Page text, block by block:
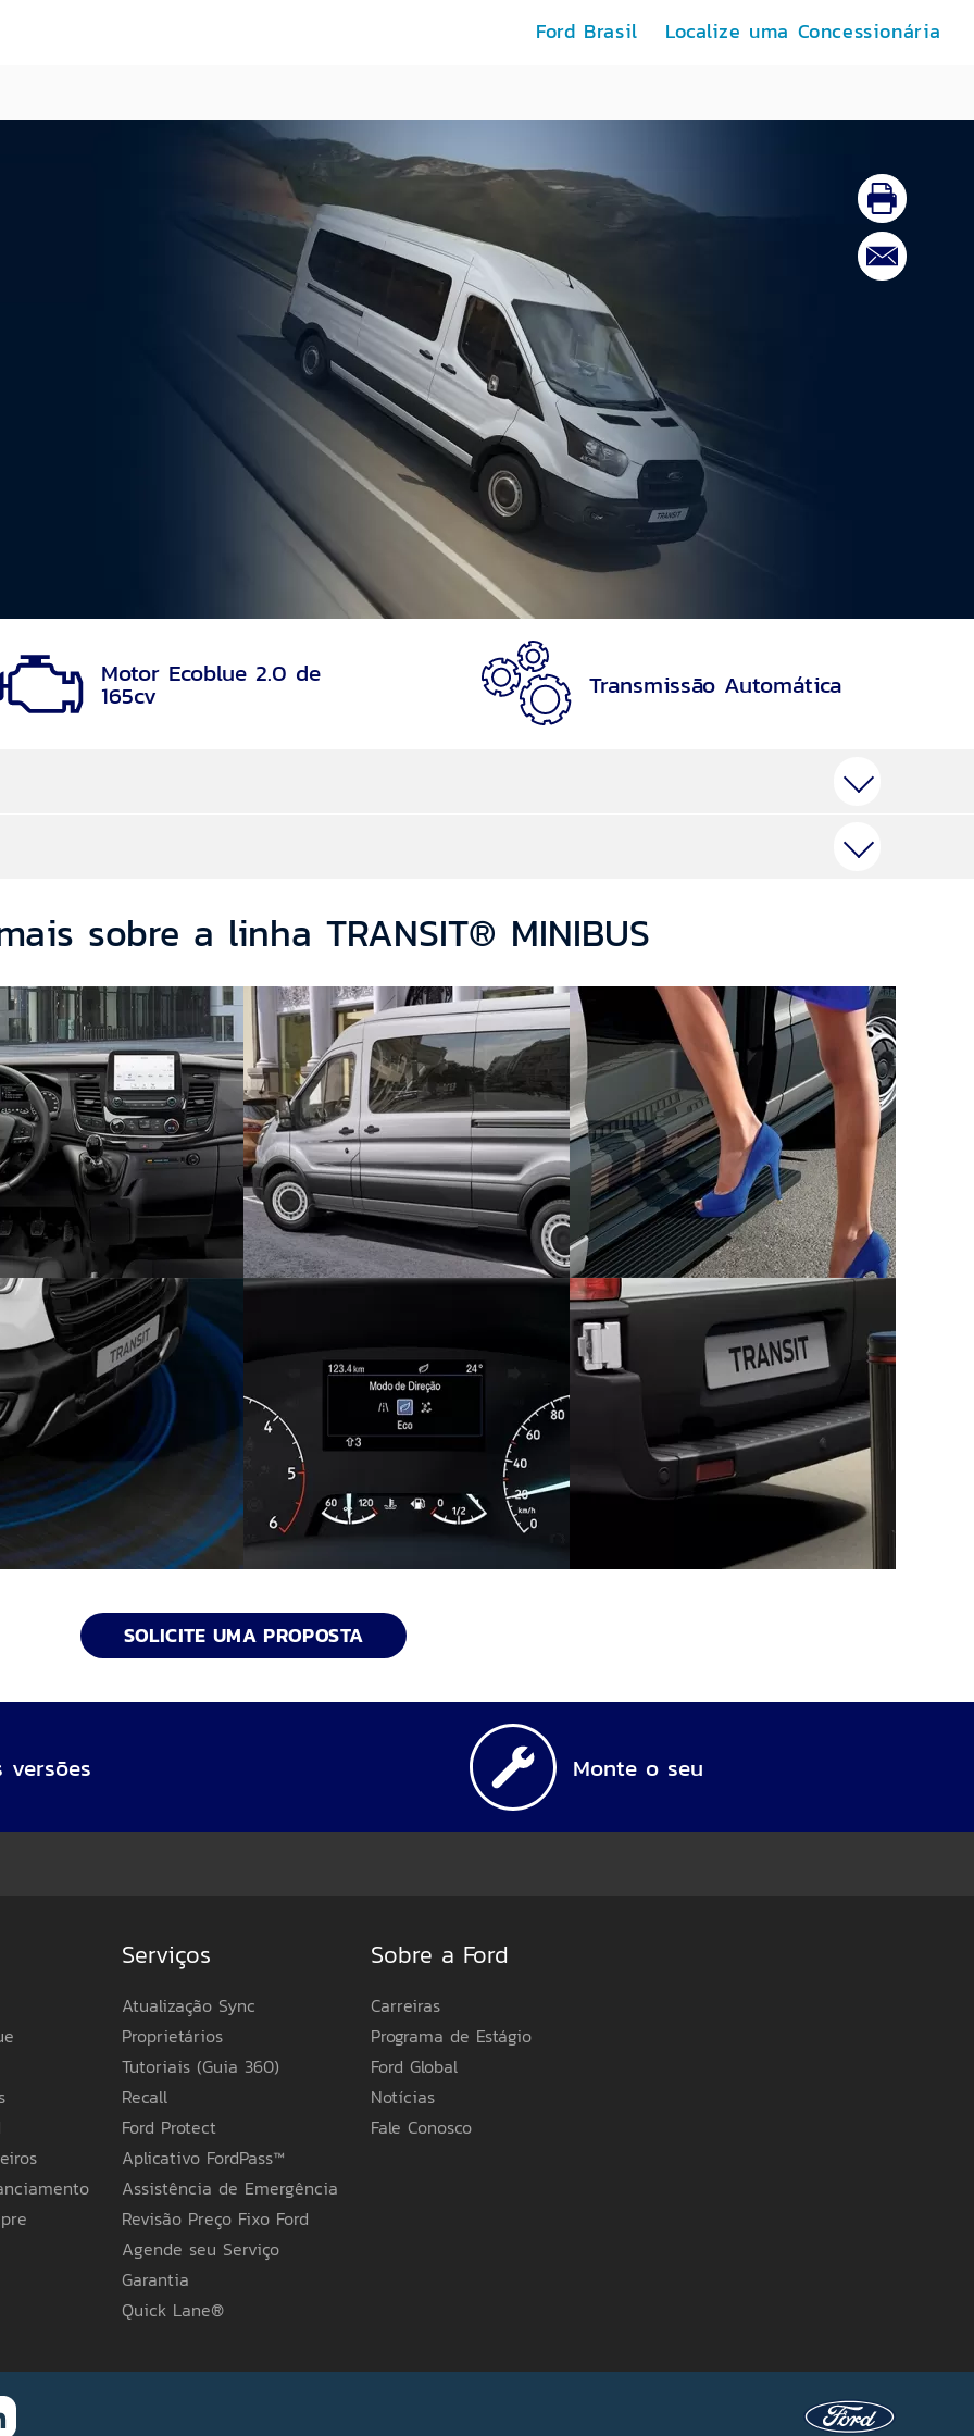
Ford Brasil Localize uma Concessionária
Motor Ecoblue 2.0 de
165cv Transmissão Automática
parcelas são reduzidas e, no final, você utiliza o seu carro na quitação do financiamento e o saldo
inicia o financiamento do seu Ford com um valor a partir de 30% do valor total do veículo.
entrada, você pode dividir o valor em até 47 parcelas reduzidas.
restará a parcela final, que poderá ser feita efetuando o pagamento da parcela ou
atual.
você pode optar pela entrega do seu veículo a Concessionária. A Ford garante a recompra por
recompra, será utilizado para a quitação da parcela final, e o saldo utilizado como parte da
sobre a linha TRANSIT® MINIBUS
SOLICITE UMA PROPOSTA
versões Monte o seu
Serviços
Atualização Sync
Proprietários
Tutoriais (Guia 360)
Recall
Ford Protect
Aplicativo FordPass™
Assistência de Emergência
Revisão Preço Fixo Ford
Agende seu Serviço
Garantia
Quick Lane®
Sobre a Ford
Carreiras
Programa de Estágio
Ford Global
Notícias
Fale Conosco